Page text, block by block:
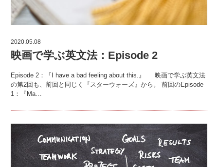
2020.05.08
映画で学ぶ英文法：Episode 2
Episode 2：『I have a bad feeling about this.』 映画で学ぶ英文法
の第2回も、前回と同じく『スターウォーズ』から。 前回のEpisode
1：『Ma…